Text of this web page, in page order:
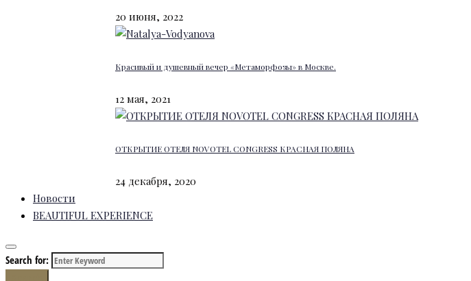
20 июня, 2022
Красивый и душевный вечер «Метаморфозы» в Москве.
12 мая, 2021
ОТКРЫТИЕ ОТЕЛЯ NOVOTEL CONGRESS КРАСНАЯ ПОЛЯНА
24 декабря, 2020
Новости
BEAUTIFUL EXPERIENCE
Search for: